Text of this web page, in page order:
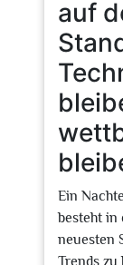
auf
Ein
besteht in
neuesten
Trends zu